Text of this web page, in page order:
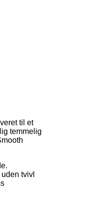
til et
temmelig
tvivl